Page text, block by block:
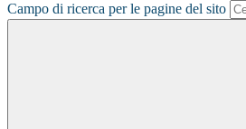
Campo di ricerca per le pagine del sito